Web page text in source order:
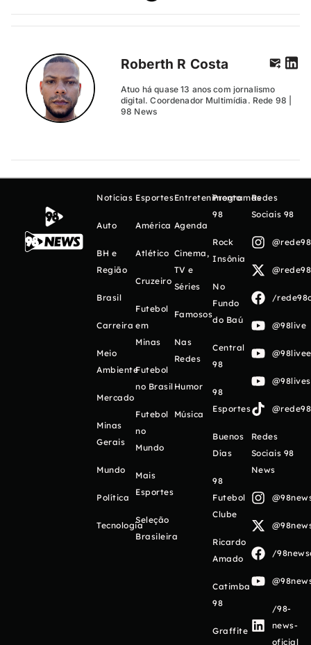
Roberth R Costa
Atuo há quase 13 anos com jornalismo
digital. Coordenador Multimídia. Rede 98 |
98 News
Notícias
Auto
BH e
Região
Brasil
Carreira
Meio
Ambiente
Mercado
Minas
Gerais
Mundo
Política
Tecnologia
Esportes
América
Atlético
Cruzeiro
Futebol
em
Minas
Futebol
no Brasil
Futebol
no
Mundo
Mais
Esportes
Seleção
Brasileira
Entretenimento
Agenda
Cinema,
TV e
Séries
Famosos
Nas
Redes
Humor
Música
Programas
98
Rock
Insônia
No
Fundo
do Baú
Central
98
98
Esportes
Buenos
Días
98
Futebol
Clube
Ricardo
Amado
Catimba
98
Graffite
Redes
Sociais 98
/
@98live
Redes
Sociais 98
News
/
/98-
news-
oficial